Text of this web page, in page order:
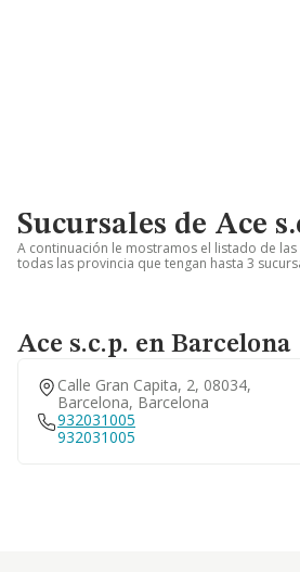
Sucursales de Ace
A continuación le mostramos el listado de las
todas las provincia que tengan hasta 3
Ace s.c.p. en Barcelona
Calle Gran Capita, 2, 08034,
Barcelona, Barcelona
932031005
932031005